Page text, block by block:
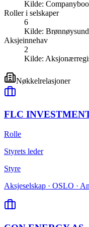
Kilde:
Roller i selskaper
6
Kilde:
Aksjeinnehav
2
Kilde:
Nøkkelrelasjoner
FLC
Rolle
Styrets leder
Styre
Aksjeselskap · OSLO ·